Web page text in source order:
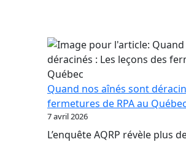
Quand nos aînés sont
fermetures de RPA au Québec
7 avril 2026
L’enquête AQRP révèle plus